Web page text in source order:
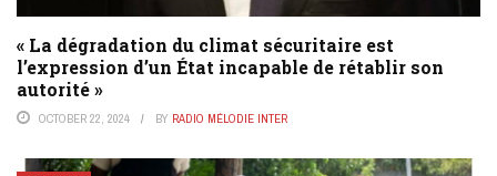
« La dégradation du climat sécuritaire est
l’expression d’un État incapable de rétablir son
autorité »
OCTOBER 22, 2024 BY RADIO MÉLODIE INTER